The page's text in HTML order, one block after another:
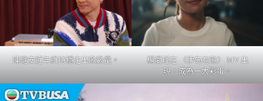
陳健安近年維持穩定出歌數量。
楊愛瑾在 〈伊甸有歌〉 MV 出
現，成為一大彩蛋。